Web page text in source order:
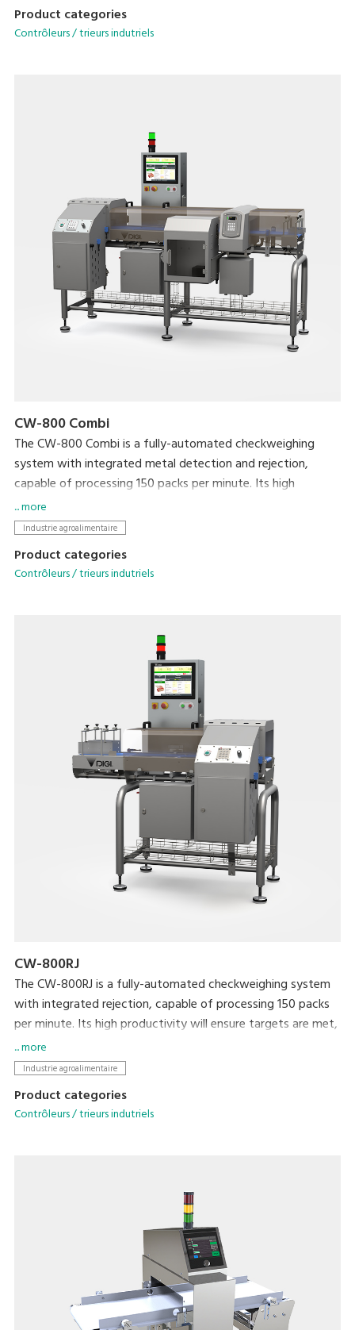
Product categories
Contrôleurs / trieurs indutriels
CW-800 Combi
The CW-800 Combi is a fully-automated checkweighing
system with integrated metal detection and rejection,
capable of processing 150 packs per minute. Its high
productivity will ensure targets are met, whilst your brand is
protected by ensuring target weight is met and foreign
... more
Industrie agroalimentaire
Product categories
Contrôleurs / trieurs indutriels
CW-800RJ
The CW-800RJ is a fully-automated checkweighing system
with integrated rejection, capable of processing 150 packs
per minute. Its high productivity will ensure targets are met,
whilst your brand is protected by ensuring target weight is
met.
... more
Industrie agroalimentaire
Product categories
Contrôleurs / trieurs indutriels